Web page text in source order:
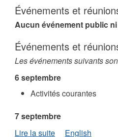
Événements et
Aucun événement public
Événements et
Les événements suivants
6 septembre
Activités courantes
7 septembre
Lire la suite
English